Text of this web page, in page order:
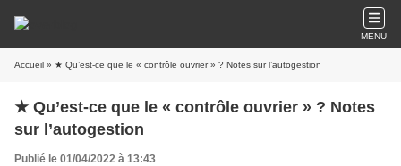
MENU
Accueil » ★ Qu’est-ce que le « contrôle ouvrier » ? Notes sur l’autogestion
★ Qu’est-ce que le « contrôle ouvrier » ? Notes
sur l’autogestion
Publié le 01/04/2022 à 13:43